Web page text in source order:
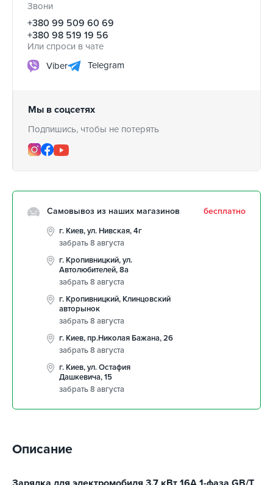
Звони
+380 99 509 60 69
+380 98 519 19 56
Или спроси в чате
Viber
Telegram
Мы в соцсетях
Подпишись, чтобы не потерять
Самовывоз из наших магазинов бесплатно
г. Киев, ул. Нивская, 4г
забрать 8 августа
г. Кропивницкий, ул.
Автолюбителей, 8а
забрать 8 августа
г. Кропивницкий, Клинцовский
авторынок
забрать 8 августа
г. Киев, пр.Николая Бажана, 26
забрать 8 августа
г. Киев, ул. Остафия
Дашкевича, 15
забрать 8 августа
Описание